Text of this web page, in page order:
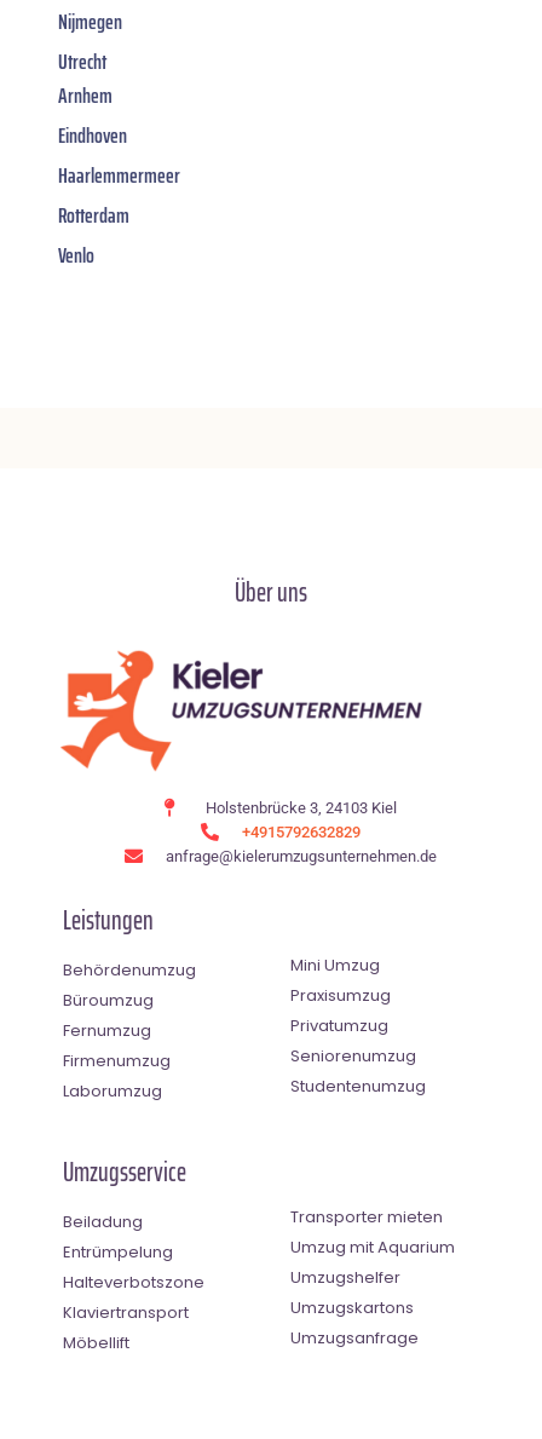
Nijmegen
Utrecht
Arnhem
Eindhoven
Haarlemmermeer
Rotterdam
Venlo
Über uns
Holstenbrücke 3, 24103 Kiel
+4915792632829
anfrage@kielerumzugsunternehmen.de
Leistungen
Behördenumzug
Büroumzug
Fernumzug
Firmenumzug
Laborumzug
Mini Umzug
Praxisumzug
Privatumzug
Seniorenumzug
Studentenumzug
Umzugsservice
Beiladung
Entrümpelung
Halteverbotszone
Klaviertransport
Möbellift
Transporter mieten
Umzug mit Aquarium
Umzugshelfer
Umzugskartons
Umzugsanfrage